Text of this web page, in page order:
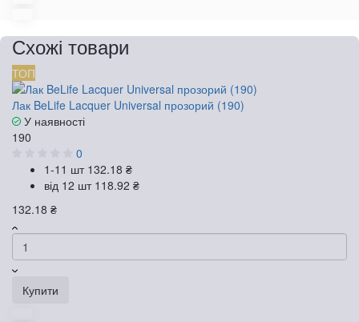
Схожі товари
ТОП
Лак BeLife Lacquer Universal прозорий (190)
У наявності
190
0
1-11 шт 132.18 ₴
від 12 шт 118.92 ₴
132.18 ₴
Купити